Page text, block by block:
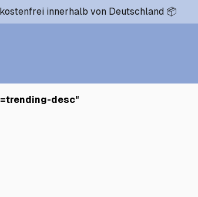
innerhalb von Deutschland 📦
desc"